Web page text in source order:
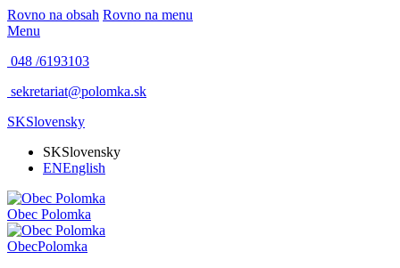
Rovno na obsah Rovno na menu
Menu
048 /6193103
sekretariat@polomka.sk
SKSlovensky
SKSlovensky
ENEnglish
Obec Polomka
ObecPolomka